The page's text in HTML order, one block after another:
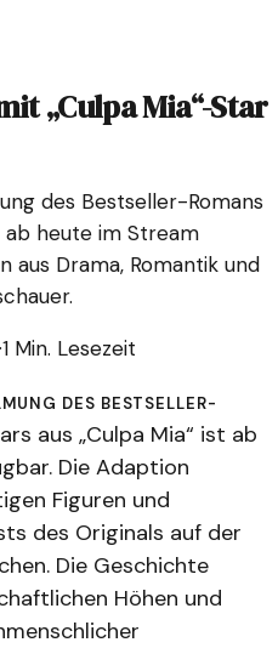
„Culpa Mia“-Star
des Bestseller-Romans
ab heute im Stream
aus Drama, Romantik und
·1 Min. Lesezeit
des Bestseller-
aus „Culpa Mia“ ist ab
Die Adaption
Figuren und
des Originals auf der
Die Geschichte
Höhen und